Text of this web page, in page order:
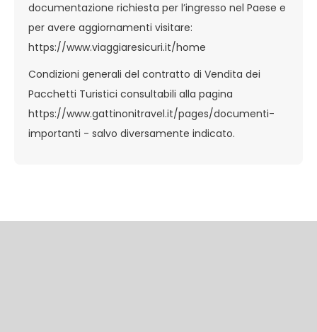
documentazione richiesta per l’ingresso nel Paese e
per avere aggiornamenti visitare:
https://www.viaggiaresicuri.it/home
Condizioni generali del contratto di Vendita dei
Pacchetti Turistici consultabili alla pagina
https://www.gattinonitravel.it/pages/documenti-
importanti - salvo diversamente indicato.